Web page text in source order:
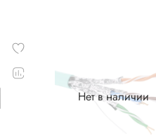
Нет в наличии